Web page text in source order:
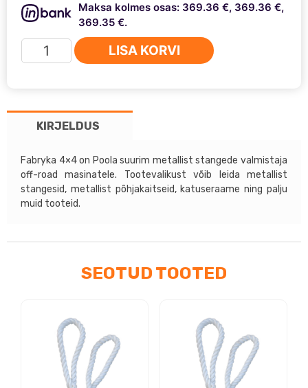
Maksa kolmes osas: 369.36 €, 369.36 €,
369.35 €.
Nissan
Patrol
Fabryka
4x4
esistange
kogus
LISA KORVI
KIRJELDUS
Fabryka 4×4 on Poola suurim metallist stangede valmistaja
off-road masinatele. Tootevalikust võib leida metallist
stangesid, metallist põhjakaitseid, katuseraame ning palju
muid tooteid.
SEOTUD TOOTED